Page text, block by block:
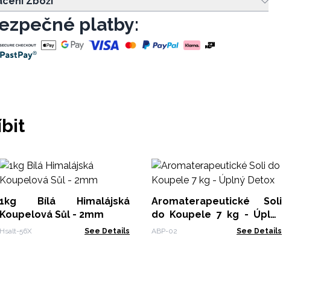
platby:
1kg Bílá Himalájská
Koupelová Sůl - 2mm
Hsalt-56X See Details
Aromaterapeutické Soli
do Koupele 7 kg - Úplný
Detox
ABP-02 See Details